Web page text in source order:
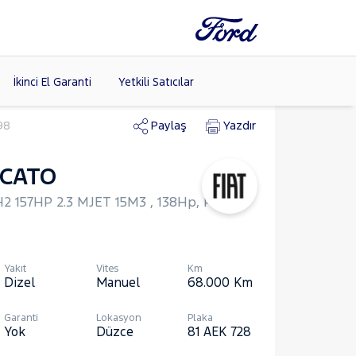
İkinci El Garanti Yetkili Satıcılar
Paylaş Yazdır
157HP 2.3 MJET 15M3 , 138Hp, Panel
Yakıt
Dizel
Vites
Manuel
Km
68.000 Km
Garanti
Yok
Lokasyon
Düzce
Plaka
81 AEK 728